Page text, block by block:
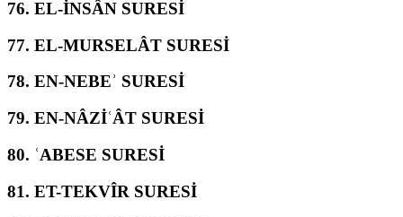
76. EL-İNSÂN SURESİ
77. EL-MURSELÂT SURESİ
78. EN-NEBEʾ SURESİ
79. EN-NÂZİʿÂT SURESİ
80. ʿABESE SURESİ
81. ET-TEKVÎR SURESİ